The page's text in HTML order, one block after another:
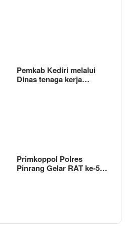
Pemkab Kediri melalui
Dinas tenaga kerja…
Primkoppol Polres
Pinrang Gelar RAT ke-5…